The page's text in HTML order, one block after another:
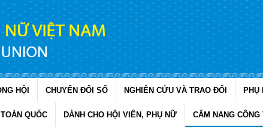
HỘI CHUYỂN ĐỔI SỐ NGHIÊN CỨU VÀ TRAO ĐỔI PHỤ
QUỐC DÀNH CHO HỘI VIÊN, PHỤ NỮ CẨM NANG CÔNG